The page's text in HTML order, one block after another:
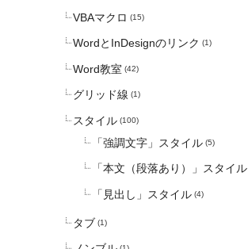
VBAマクロ (15)
WordとInDesignのリンク (1)
Word教室 (42)
グリッド線 (1)
スタイル (100)
「強調文字」スタイル (5)
「本文（段落あり）」スタイル
「見出し」スタイル (4)
タブ (1)